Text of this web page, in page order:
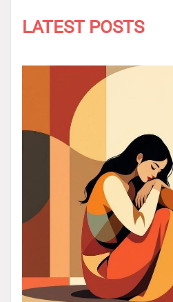
LATEST POSTS